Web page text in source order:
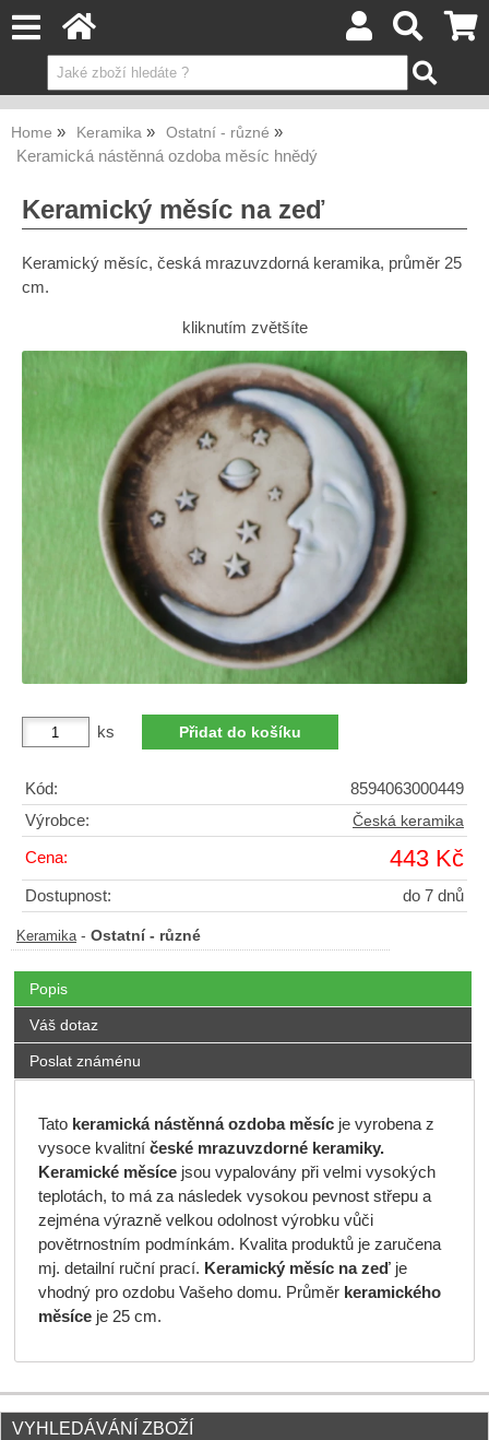
Home Keramika Ostatní - různé
Keramická nástěnná ozdoba měsíc hnědý
Keramický měsíc na zeď
Keramický měsíc, česká mrazuvzdorná keramika, průměr 25
cm.
kliknutím zvětšíte
ks
Kód:
8594063000449
Výrobce:
Česká keramika
Cena: 443 Kč
Dostupnost: do 7 dnů
Keramika - Ostatní - různé
Popis
Váš dotaz
Poslat známénu
Tato keramická nástěnná ozdoba měsíc je vyrobena z
vysoce kvalitní české mrazuvzdorné keramiky.
Keramické měsícejsou vypalovány při velmi vysokých
teplotách, to má za následek vysokou pevnost střepu a
zejména výrazně velkou odolnost výrobku vůči
povětrnostním podmínkám. Kvalita produktů je zaručena
mj. detailní ruční prací. Keramický měsíc na zeďje
vhodný pro ozdobu Vašeho domu. Průměrkeramického
měsíce je 25 cm.
VYHLEDÁVÁNÍ ZBOŽÍ